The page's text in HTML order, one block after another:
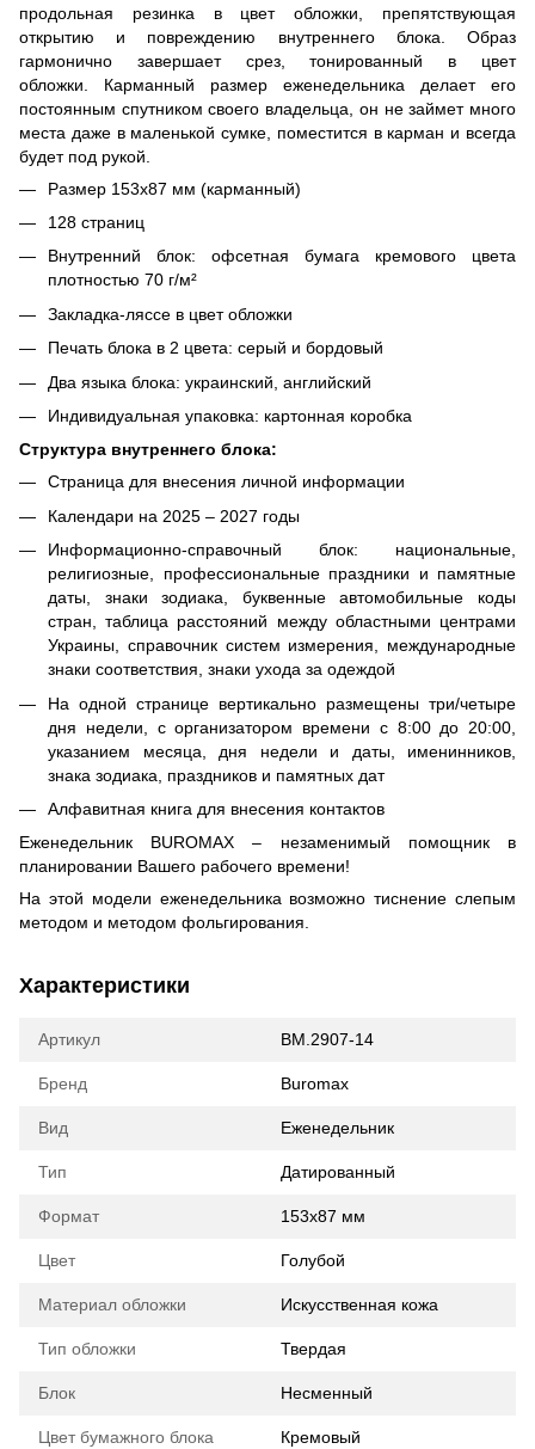
продольная резинка в цвет обложки, препятствующая
открытию и повреждению внутреннего блока. Образ
гармонично завершает срез, тонированный в цвет
обложки. Карманный размер еженедельника делает его
постоянным спутником своего владельца, он не займет много
места даже в маленькой сумке, поместится в карман и всегда
будет под рукой.
Размер 153х87 мм (карманный)
128 страниц
Внутренний блок: офсетная бумага кремового цвета
плотностью 70 г/м²
Закладка-ляссе в цвет обложки
Печать блока в 2 цвета: серый и бордовый
Два языка блока: украинский, английский
Индивидуальная упаковка: картонная коробка
Структура внутреннего блока:
Страница для внесения личной информации
Календари на 2025 – 2027 годы
Информационно-справочный блок: национальные,
религиозные, профессиональные праздники и памятные
даты, знаки зодиака, буквенные автомобильные коды
стран, таблица расстояний между областными центрами
Украины, справочник систем измерения, международные
знаки соответствия, знаки ухода за одеждой
На одной странице вертикально размещены три/четыре
дня недели, с организатором времени c 8:00 до 20:00,
указанием месяца, дня недели и даты, именинников,
знака зодиака, праздников и памятных дат
Алфавитная книга для внесения контактов
Еженедельник BUROMAX – незаменимый помощник в
планировании Вашего рабочего времени!
На этой модели еженедельника возможно тиснение слепым
методом и методом фольгирования.
Характеристики
Артикул BM.2907-14
Бренд Buromax
Вид Еженедельник
Тип Датированный
Формат 153x87 мм
Цвет Голубой
Материал обложки Искусственная кожа
Тип обложки Твердая
Блок Несменный
Цвет бумажного блока Кремовый